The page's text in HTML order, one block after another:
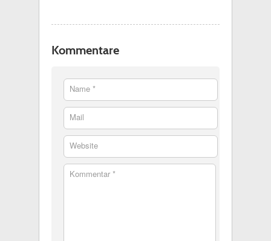
Kommentare
Name *
Mail
Website
Kommentar *